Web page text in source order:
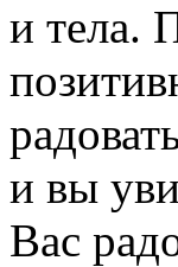
и тела.
и вы
Вас